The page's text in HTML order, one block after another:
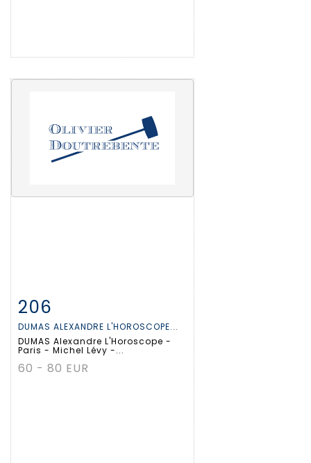
Fiche détaillée
206
DUMAS ALEXANDRE L'HOROSCOPE...
DUMAS Alexandre L'Horoscope -
Paris - Michel Lévy -...
60 - 80 EUR